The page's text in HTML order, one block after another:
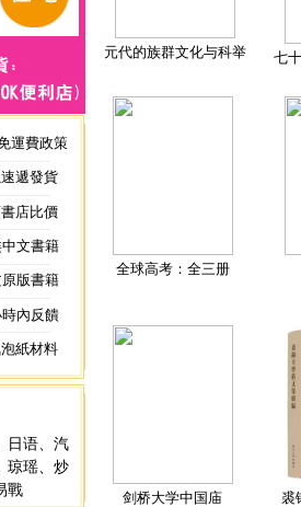
運費政策
遞發貨
店比價
中文書籍
原版書籍
時內反饋
紙材料
日语
汽
琼瑶
炒
戰
元代的族群文化与科举 七
全球高考：全三册
剑桥大学中国庙 裘